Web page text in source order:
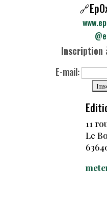
Inscription
E-mail:
11
Le